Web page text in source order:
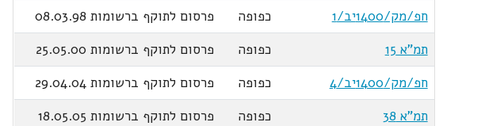
חפ/מק/1400יב/1
כפופה
פרסום לתוקף ברשומות 08.03.98
תמ"א 15
כפופה
פרסום לתוקף ברשומות 25.05.00
חפ/מק/1400יב/4
כפופה
פרסום לתוקף ברשומות 29.04.04
תמ"א 38
כפופה
פרסום לתוקף ברשומות 18.05.05